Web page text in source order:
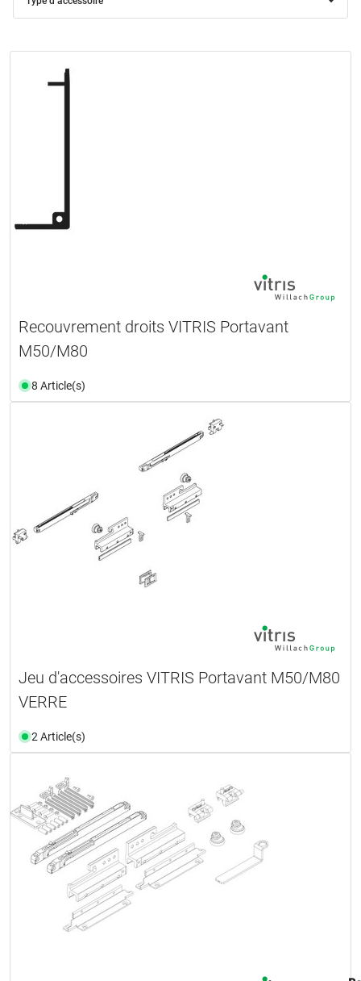
Recouvrement droits VITRIS Portavant
M50/M80
8 Article(s)
Jeu d'accessoires VITRIS Portavant M50/M80
VERRE
2 Article(s)